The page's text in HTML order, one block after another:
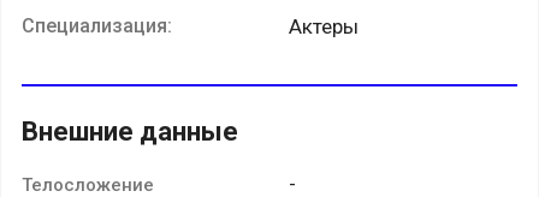
Специализация: Актеры
Внешние данные
Телосложение -